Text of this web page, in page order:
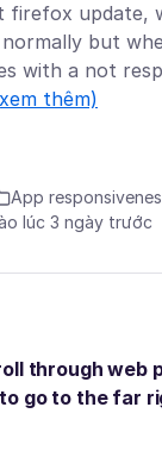
firefox update,
but
with a not
thêm)
App
lúc 3 ngày trước
through web
go to the far